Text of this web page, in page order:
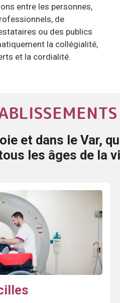
entre les personnes,
de
ou des publics
la collégialité,
et la cordialité.
et dans le Var,
les âges de la